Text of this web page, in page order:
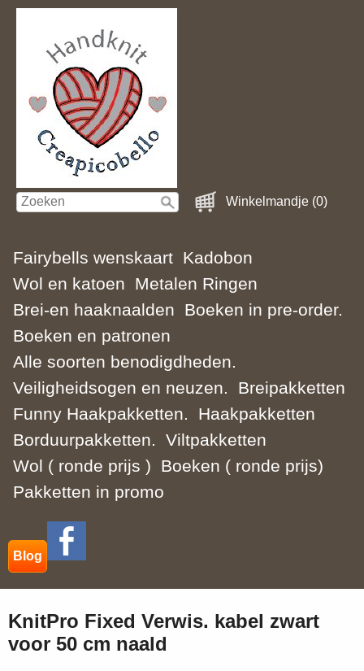
Winkelmandje (0)
Fairybells wenskaart Kadobon
Wol en katoen
Metalen Ringen
Brei-en haaknaalden
Boeken in pre-order.
Boeken en patronen
Alle soorten benodigdheden.
Veiligheidsogen en neuzen.
Breipakketten
Funny Haakpakketten.
Haakpakketten
Borduurpakketten.
Viltpakketten
Wol ( ronde prijs )
Boeken ( ronde prijs)
Pakketten in promo
Blog
KnitPro Fixed Verwis. kabel zwart
voor 50 cm naald